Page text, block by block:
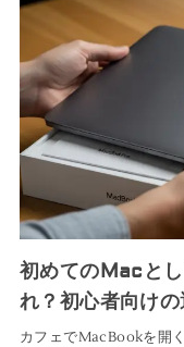
初めてのMacと
れ？初心者向け
カフェでMacBookを開